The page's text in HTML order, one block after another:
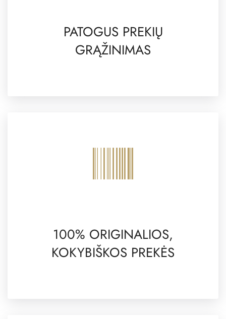
PATOGUS PREKIŲ
GRĄŽINIMAS
100% ORIGINALIOS,
KOKYBIŠKOS PREKĖS